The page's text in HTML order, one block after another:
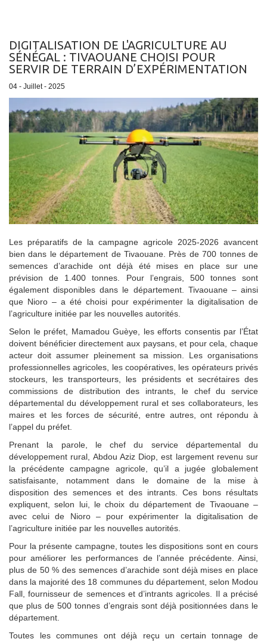
DIGITALISATION DE L'AGRICULTURE AU
SÉNÉGAL : TIVAOUANE CHOISI POUR
SERVIR DE TERRAIN D’EXPÉRIMENTATION
04 - Juillet - 2025
Les préparatifs de la campagne agricole 2025-2026 avancent
bien dans le département de Tivaouane. Près de 700 tonnes de
semences d’arachide ont déjà été mises en place sur une
prévision de 1.400 tonnes. Pour l’engrais, 500 tonnes sont
également disponibles dans le département. Tivaouane – ainsi
que Nioro – a été choisi pour expérimenter la digitalisation de
l’agriculture initiée par les nouvelles autorités.
Selon le préfet, Mamadou Guèye, les efforts consentis par l’État
doivent bénéficier directement aux paysans, et pour cela, chaque
acteur doit assumer pleinement sa mission. Les organisations
professionnelles agricoles, les coopératives, les opérateurs privés
stockeurs, les transporteurs, les présidents et secrétaires des
commissions de distribution des intrants, le chef du service
départemental du développement rural et ses collaborateurs, les
maires et les forces de sécurité, entre autres, ont répondu à
l’appel du préfet.
Prenant la parole, le chef du service départemental du
développement rural, Abdou Aziz Diop, est largement revenu sur
la précédente campagne agricole, qu’il a jugée globalement
satisfaisante, notamment dans le domaine de la mise à
disposition des semences et des intrants. Ces bons résultats
expliquent, selon lui, le choix du département de Tivaouane –
avec celui de Nioro – pour expérimenter la digitalisation de
l’agriculture initiée par les nouvelles autorités.
Pour la présente campagne, toutes les dispositions sont en cours
pour améliorer les performances de l’année précédente. Ainsi,
plus de 50 % des semences d’arachide sont déjà mises en place
dans la majorité des 18 communes du département, selon Modou
Fall, fournisseur de semences et d’intrants agricoles. Il a précisé
que plus de 500 tonnes d’engrais sont déjà positionnées dans le
département.
Toutes les communes ont déjà reçu un certain tonnage de